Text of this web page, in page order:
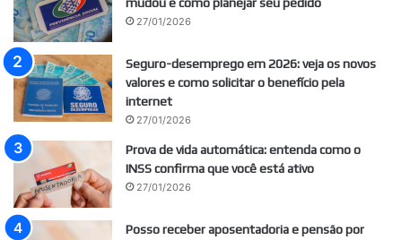
mudou e como planejar seu pedido
27/01/2026
Seguro-desemprego em 2026: veja os novos
valores e como solicitar o benefício pela
internet
27/01/2026
Prova de vida automática: entenda como o
INSS confirma que você está ativo
27/01/2026
Posso receber aposentadoria e pensão por